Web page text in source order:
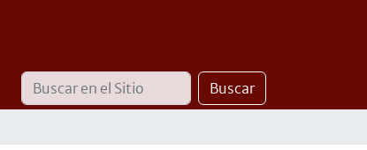
Buscar Buscar
Búsqueda
Avanzada…